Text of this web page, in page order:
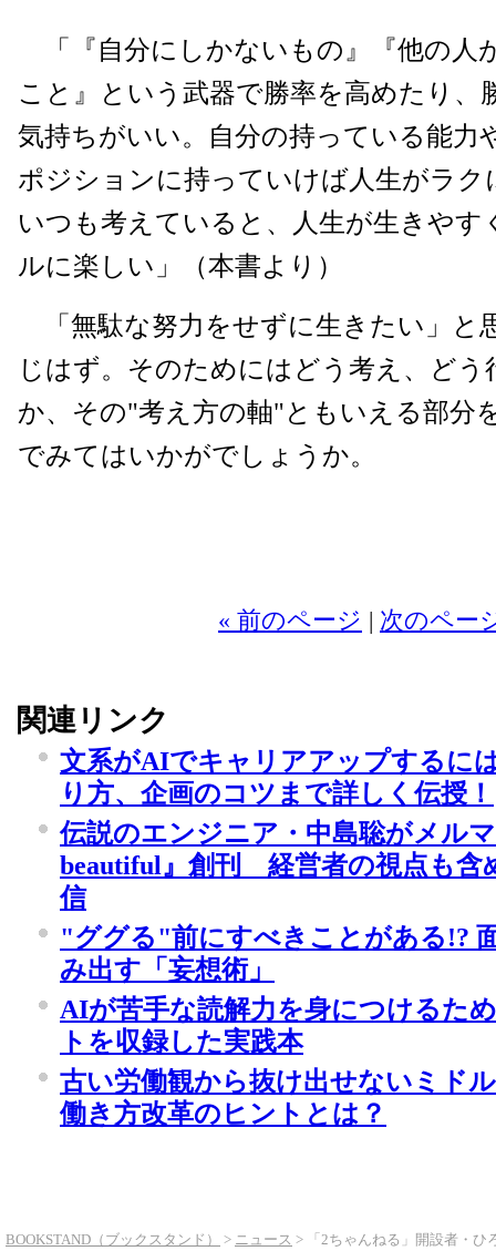
「『自分にしかないもの』『他の人
こと』という武器で勝率を高めたり、
気持ちがいい。自分の持っている能力
ポジションに持っていけば人生がラク
いつも考えていると、人生が生きやす
ルに楽しい」（本書より）
「無駄な努力をせずに生きたい」と
じはず。そのためにはどう考え、どう
か、その"考え方の軸"ともいえる部分
でみてはいかがでしょうか。
« 前のページ | 次のペー
関連リンク
文系がAIでキャリアアップするに
り方、企画のコツまで詳しく伝授！
伝説のエンジニア・中島聡がメル
beautiful』創刊 経営者の視点も含
信
"ググる"前にすべきことがある!?
み出す「妄想術」
AIが苦手な読解力を身につけるた
トを収録した実践本
古い労働観から抜け出せないミド
働き方改革のヒントとは？
BOOKSTAND（ブックスタンド） > ニュース > 「2ちゃんねる」開設者・ひ